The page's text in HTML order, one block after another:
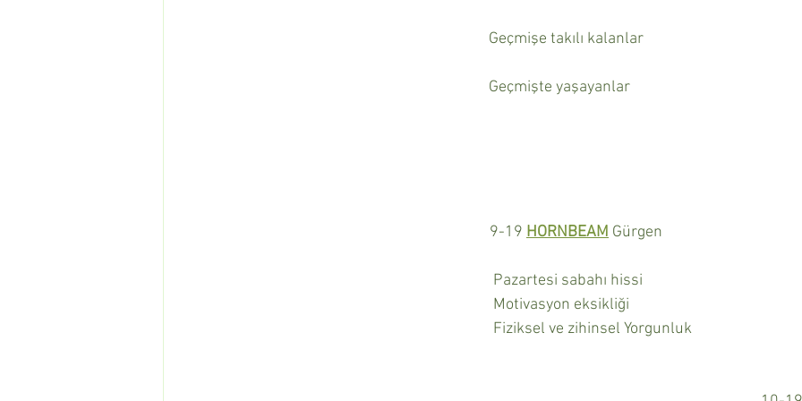
Geçmişe takılı kalanlar
Geçmişte yaşayanlar
9-19 HORNBEAM Gürgen
Pazartesi sabahı hissi
Motivasyon eksikliği
Fiziksel ve zihinsel Yorgunluk